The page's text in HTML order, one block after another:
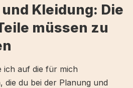
Kleidung: Die
müssen zu
ich auf die für mich
die du bei der Planung und